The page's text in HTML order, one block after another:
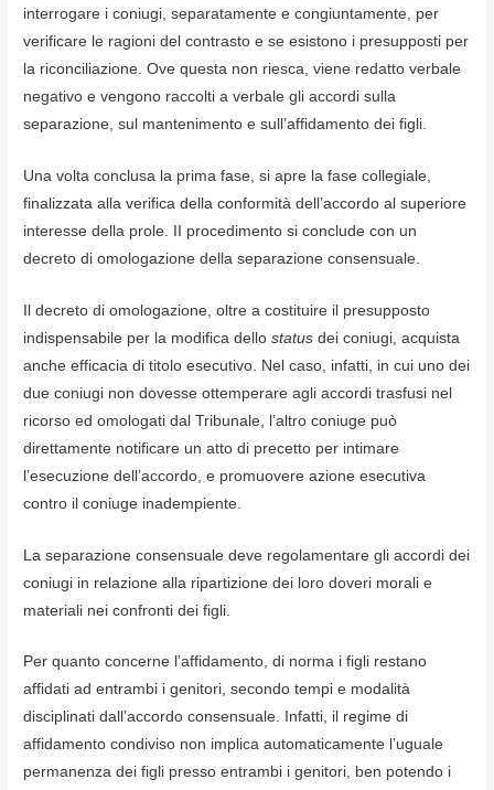
interrogare i coniugi, separatamente e congiuntamente, per
verificare le ragioni del contrasto e se esistono i presupposti per
la riconciliazione. Ove questa non riesca, viene redatto verbale
negativo e vengono raccolti a verbale gli accordi sulla
separazione, sul mantenimento e sull’affidamento dei figli.
Una volta conclusa la prima fase, si apre la fase collegiale,
finalizzata alla verifica della conformità dell’accordo al superiore
interesse della prole. II procedimento si conclude con un
decreto di omologazione della separazione consensuale.
Il decreto di omologazione, oltre a costituire il presupposto
indispensabile per la modifica dellostatus dei coniugi, acquista
anche efficacia di titolo esecutivo. Nel caso, infatti, in cui uno dei
due coniugi non dovesse ottemperare agli accordi trasfusi nel
ricorso ed omologati dal Tribunale, l’altro coniuge può
direttamente notificare un atto di precetto per intimare
l’esecuzione dell’accordo, e promuovere azione esecutiva
contro il coniuge inadempiente.
La separazione consensuale deve regolamentare gli accordi dei
coniugi in relazione alla ripartizione dei loro doveri morali e
materiali nei confronti dei figli.
Per quanto concerne l’affidamento, di norma i figli restano
affidati ad entrambi i genitori, secondo tempi e modalità
disciplinati dall’accordo consensuale. Infatti, il regime di
affidamento condiviso non implica automaticamente l’uguale
permanenza dei figli presso entrambi i genitori, ben potendo i